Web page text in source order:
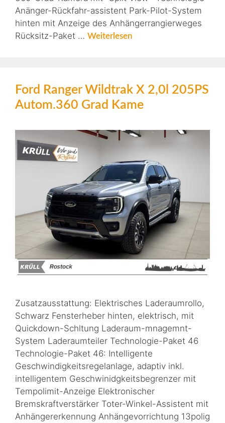
Anänger-Rückfahr-assistent Park-Pilot-System
hinten mit Anzeige des Anhängerrangierweges
Rücksitz-Paket … Weiterlesen
Ford Ranger Wildtrak X 2,0l 205PS
Autom.360 Grad Kame
Zusatzausstattung: Elektrisches Laderaumrollo,
Schwarz Fensterheber hinten, elektrisch, mit
Quickdown-Schltung Laderaum-mnagemnt-
System Laderaumteiler Technologie-Paket 46
Technologie-Paket 46: Intelligente
Geschwindigkeitsregelanlage, adaptiv inkl.
intelligentem Geschwinidgkeitsbegrenzer mit
Tempolimit-Anzeige Elektronischer
Bremskraftverstärker Toter-Winkel-Assistent mit
Anhängererkennung Anhängevorrichtung 13polig